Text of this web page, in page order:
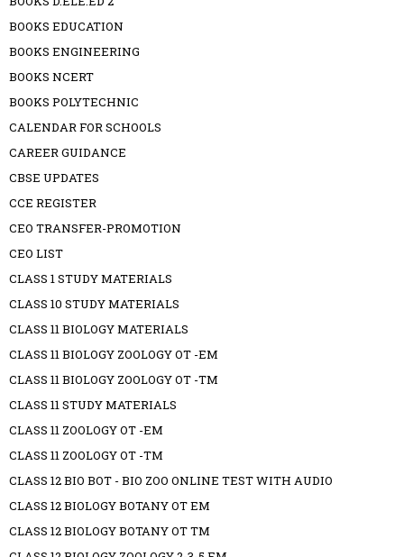
BOOKS EDUCATION
BOOKS ENGINEERING
BOOKS NCERT
BOOKS POLYTECHNIC
CALENDAR FOR SCHOOLS
CAREER GUIDANCE
CBSE UPDATES
CCE REGISTER
CEO TRANSFER-PROMOTION
CEO LIST
CLASS 1 STUDY MATERIALS
CLASS 10 STUDY MATERIALS
CLASS 11 BIOLOGY MATERIALS
CLASS 11 BIOLOGY ZOOLOGY OT -EM
CLASS 11 BIOLOGY ZOOLOGY OT -TM
CLASS 11 STUDY MATERIALS
CLASS 11 ZOOLOGY OT -EM
CLASS 11 ZOOLOGY OT -TM
CLASS 12 BIO BOT - BIO ZOO ONLINE TEST WITH AUDIO
CLASS 12 BIOLOGY BOTANY OT EM
CLASS 12 BIOLOGY BOTANY OT TM